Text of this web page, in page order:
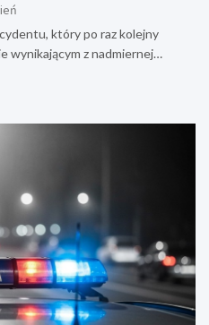
który po raz kolejny
wynikającym z nadmiernej…